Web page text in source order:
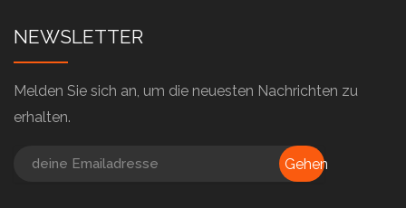
NEWSLETTER
Melden Sie sich an, um die neuesten Nachrichten zu
erhalten.
Gehen